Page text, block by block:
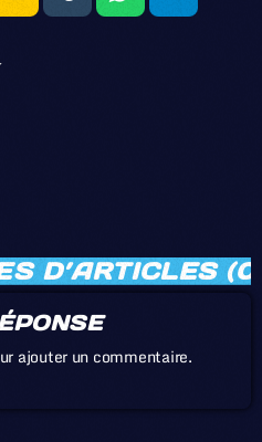
D’ARTICLES
ajouter un commentaire.